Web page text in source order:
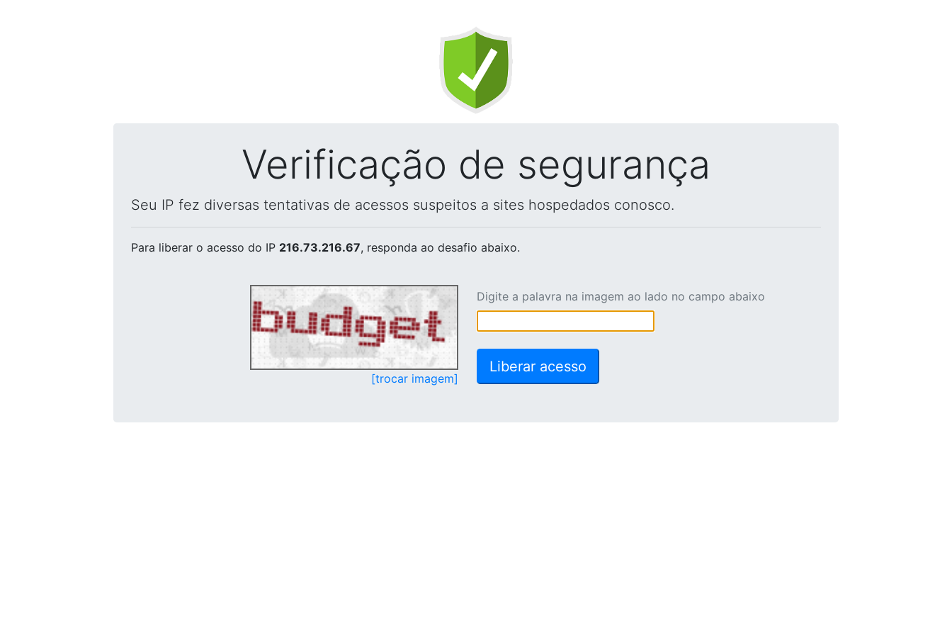
Verificação de segurança
Seu IP fez diversas tentativas de acessos suspeitos a sites hospedados conosco.
Para liberar o acesso do IP 216.73.216.67, responda ao desafio abaixo.
[trocar imagem]
Digite a palavra na imagem ao lado no campo abaixo